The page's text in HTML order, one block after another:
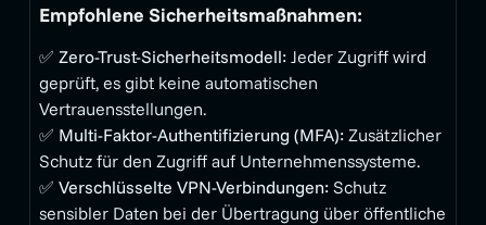
Empfohlene Sicherheitsmaßnahmen:
✅ Zero-Trust-Sicherheitsmodell:Jeder Zugriff wird
geprüft, es gibt keine automatischen
Vertrauensstellungen.
✅ Multi-Faktor-Authentifizierung (MFA):Zusätzlicher
Schutz für den Zugriff auf Unternehmenssysteme.
✅ Verschlüsselte VPN-Verbindungen:Schutz
sensibler Daten bei der Übertragung über öffentliche